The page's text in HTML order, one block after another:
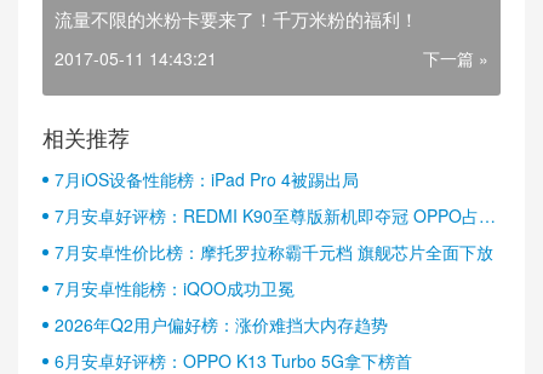
流量不限的米粉卡要来了！千万米粉的福利！
2017-05-11 14:43:21 下一篇 »
相关推荐
7月iOS设备性能榜：iPad Pro 4被踢出局
7月安卓好评榜：REDMI K90至尊版新机即夺冠 OPPO占据
半壁江山
7月安卓性价比榜：摩托罗拉称霸千元档 旗舰芯片全面下放
7月安卓性能榜：iQOO成功卫冕
2026年Q2用户偏好榜：涨价难挡大内存趋势
6月安卓好评榜：OPPO K13 Turbo 5G拿下榜首